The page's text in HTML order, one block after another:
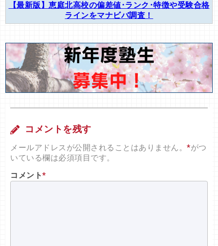
【最新版】恵庭北高校の偏差値･ランク･特徴や受験合格
ラインをマナビバ調査！
コメントを残す
メールアドレスが公開されることはありません。*がつ
いている欄は必須項目です。
コメント*